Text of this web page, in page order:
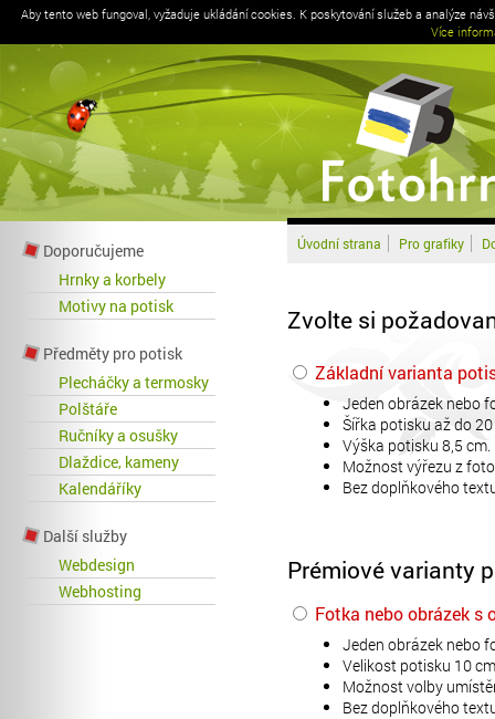
Aby tento web fungoval, vyžaduje ukládání cookies. K poskytování služeb a analýze
Více
Doporučujeme
Hrnky a korbely
Motivy na potisk
Předměty pro potisk
Plecháčky a termosky
Polštáře
Ručníky a osušky
Dlaždice, kameny
Kalendáříky
Další služby
Webdesign
Webhosting
Úvodní strana Pro grafiky
Zvolte si
Základní varianta
Jeden obrázek nebo
Šířka potisku až do
Výška potisku 8,5 cm.
Možnost výřezu z
Bez doplňkového
Prémiové varianty
Fotka nebo obrázek s
Jeden obrázek nebo
Velikost potisku 10
Možnost volby
Bez doplňkového